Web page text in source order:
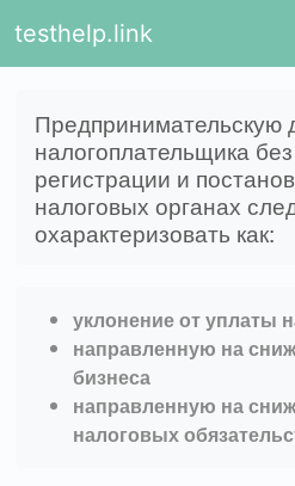
testhelp.link
Предпринимательскую
налогоплательщика
регистрации и
налоговых органах
охарактеризовать как:
уклонение от уплаты
направленную на
бизнеса
направленную на
налоговых